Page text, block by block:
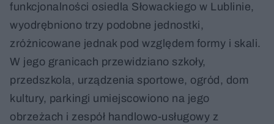
funkcjonalności osiedla Słowackiego w Lublinie,
wyodrębniono trzy podobne jednostki,
zróżnicowane jednak pod względem formy i skali.
W jego granicach przewidziano szkoły,
przedszkola, urządzenia sportowe, ogród, dom
kultury, parkingi umiejscowiono na jego
obrzeżach i zespół handlowo-usługowy z